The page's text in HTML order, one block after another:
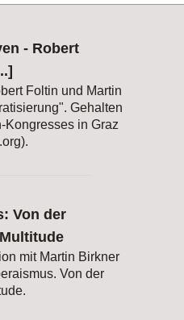
- Robert
Foltin und Martin
Gehalten
Kongresses in Graz
Von der
mit Martin Birkner
Von der